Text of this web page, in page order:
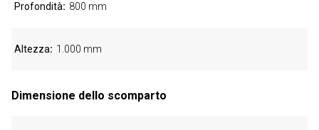
Profondità 800 mm
Altezza 1.000 mm
Dimensione dello scomparto